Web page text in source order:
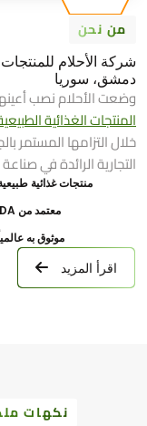
من نحن
دمشق، سوريا
وضعت الأحلام نصب
المنتجات الغذائية
خلال التزامها المستمر
التجارية الرائدة في
منتجات غذائية
معتمد من FDA وحلال
موثوق به
اقرأ المزيد
نكهات